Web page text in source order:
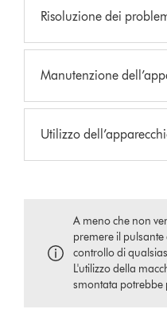
Risoluzione dei
Manutenzione
Utilizzo
A meno che non
premere il
controllo di
L'utilizzo della
smontata potrebbe